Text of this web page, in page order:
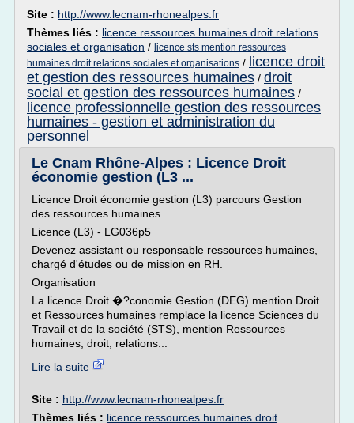
Site : http://www.lecnam-rhonealpes.fr
Thèmes liés : licence ressources humaines droit relations
sociales et organisation / licence sts mention ressources
humaines droit relations sociales et organisations / licence droit
et gestion des ressources humaines / droit
social et gestion des ressources humaines /
licence professionnelle gestion des ressources
humaines - gestion et administration du
personnel
Le Cnam Rhône-Alpes : Licence Droit
économie gestion (L3 ...
Licence Droit économie gestion (L3) parcours Gestion
des ressources humaines
Licence (L3) - LG036p5
Devenez assistant ou responsable ressources humaines,
chargé d'études ou de mission en RH.
Organisation
La licence Droit �?conomie Gestion (DEG) mention Droit
et Ressources humaines remplace la licence Sciences du
Travail et de la société (STS), mention Ressources
humaines, droit, relations...
Lire la suite
Site : http://www.lecnam-rhonealpes.fr
Thèmes liés : licence ressources humaines droit